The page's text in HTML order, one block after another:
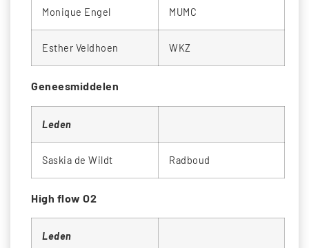
Monique Engel MUMC
Esther Veldhoen WKZ
Geneesmiddelen
Leden
Saskia de Wildt Radboud
High flow O2
Leden